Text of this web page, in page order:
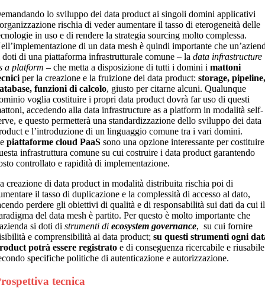
lo sviluppo dei data product ai singoli domini applicativi
rischia di veder aumentare il tasso di eterogeneità delle
in uso e di rendere la strategia sourcing molto complessa.
di un data mesh è quindi importante che
doti di una piattaforma infrastrutturale comune – ladata infrastructure
a platform – che metta a disposizione di tutti i domini imattoni
per la creazione e la fruizione dei data product:storage,
funzioni di calcolo, giusto per citarne alcuni. Qualunque
voglia costituire i propri data product dovrà far uso di questi
accedendo alla data infrastructure as a platform in modalità self-
e questo permetterà una standardizzazione dello sviluppo dei data
e l’introduzione di un linguaggio comune tra i vari domini.
piattaforme cloud PaaS sono una opzione interessante per costituire
infrastruttura comune su cui costruire i data product garantendo
controllato e rapidità di implementazione.
creazione di data product in modalità distribuita rischia poi di
il tasso di duplicazione e la complessità di accesso al dato,
perdere gli obiettivi di qualità e di responsabilità sui dati da cui il
del data mesh è partito. Per questo è molto importante che
si doti distrumenti diecosystem governance, su cui fornire
e comprensibilità ai data product;su questi strumenti ogni
potrà essere registrato e di conseguenza ricercabile e riusabile
specifiche politiche di autenticazione e autorizzazione.
tecnica